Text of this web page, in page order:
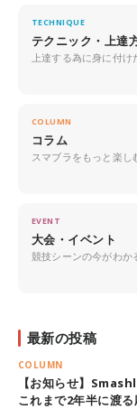
TECHNIQUE
テクニック・上達
上達する為に身に付
COLUMN
コラム
スマブラをもっと楽
EVENT
大会・イベント
競技シーンの今がわか
最新の投稿
COLUMN
【お知らせ】
これまで2年半に渡る